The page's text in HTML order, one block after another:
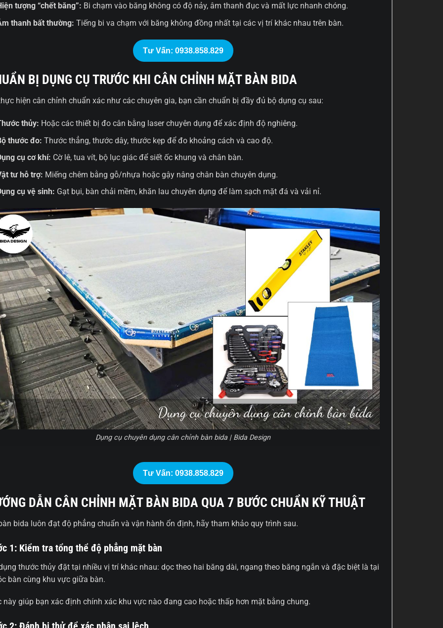
tượng “chết băng”: Bi chạm vào băng không có độ nảy, âm thanh đục và mất lực nhanh chóng.
thanh bất thường:Tiếng bi va chạm với băng không đồng nhất tại các vị trí khác nhau trên bàn.
Tư Vấn: 0938.858.829
BỊ DỤNG CỤ TRƯỚC KHI CÂN CHỈNH MẶT BÀN BIDA
hiện cân chỉnh chuẩn xác như các chuyên gia, bạn cần chuẩn bị đầy đủ bộ dụng cụ sau:
thủy: Hoặc các thiết bị đo cân bằng laser chuyên dụng để xác định độ nghiêng.
thước đo:Thước thẳng, thước dây, thước kẹp để đo khoảng cách và cao độ.
cụ cơ khí: Cờ lê, tua vít, bộ lục giác để siết ốc khung và chân bàn.
tư hỗ trợ: Miếng chêm bằng gỗ/nhựa hoặc gậy nâng chân bàn chuyên dụng.
cụ vệ sinh: Gạt bụi, bàn chải mềm, khăn lau chuyên dụng để làm sạch mặt đá và vải nỉ.
Dụng cụ chuyên dụng cân chỉnh bàn bida | Bida Design
Tư Vấn: 0938.858.829
DẪN CÂN CHỈNH MẶT BÀN BIDA QUA 7 BƯỚC CHUẨN KỸ THUẬT
bida luôn đạt độ phẳng chuẩn và vận hành ổn định, hãy tham khảo quy trình sau.
1: Kiểm tra tổng thể độ phẳng mặt bàn
thước thủy đặt tại nhiều vị trí khác nhau: dọc theo hai băng dài, ngang theo băng ngắn và đặc biệt là tại
bàn cùng khu vực giữa bàn.
này giúp bạn xác định chính xác khu vực nào đang cao hoặc thấp hơn mặt bằng chung.